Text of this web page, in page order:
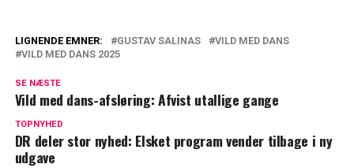
Ingen forlader Vild med dans i aften: Kan
Ikke i tvivl: Bliver Gustavs sidste dans
LIGNENDE EMNER: GUSTAV SALINAS
VILD MED DANS
VILD MED DANS 2025
SE NÆSTE
Vild med dans-afsløring: Afvist utallige gange
TOPNYHED
DR deler stor nyhed: Elsket program vender tilbage i ny
udgave